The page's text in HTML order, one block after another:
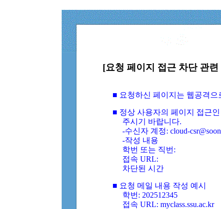
[요청 페이지 접근 차단 관
■ 요청하신 페이지는 웹공격
■ 정상 사용자의 페이지 접근
주시기 바랍니다.
-수신자 계정: cloud-
-작성 내용
학번 또는 직번:
접속 URL:
차단된 시간
■ 요청 메일 내용 작성 예시
학번: 202512345
접속 URL: myclass.ssu.ac.kr